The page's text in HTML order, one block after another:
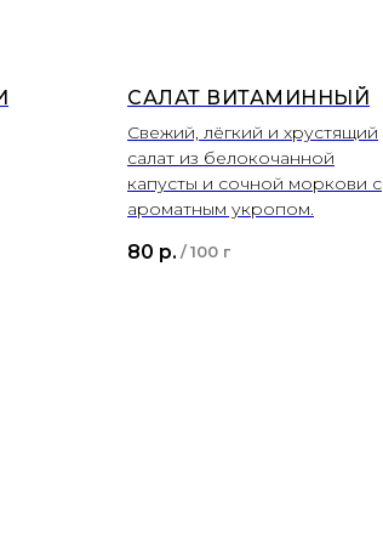
САЛАТ ВИТАМИННЫЙ
Свежий, лёгкий и хрустящий
салат из белокочанной
капусты и сочной моркови с
ароматным укропом.
80 р. / 100 г